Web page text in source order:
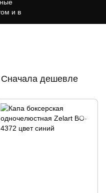
Сначала дешевле